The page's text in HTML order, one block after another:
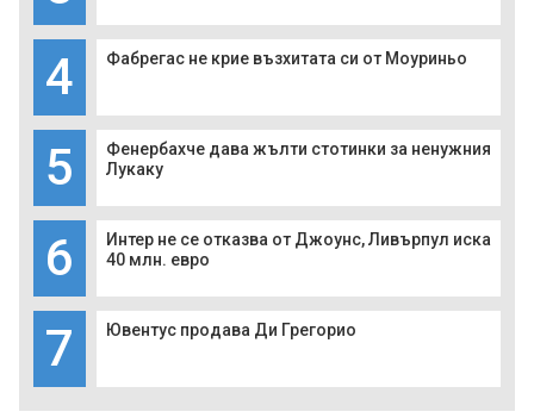
4
Фабрегас не крие възхитата си от Моуриньо
5
Фенербахче дава жълти стотинки за ненужния
Лукаку
6
Интер не се отказва от Джоунс, Ливърпул иска
40 млн. евро
7 Ювентус продава Ди Грегорио